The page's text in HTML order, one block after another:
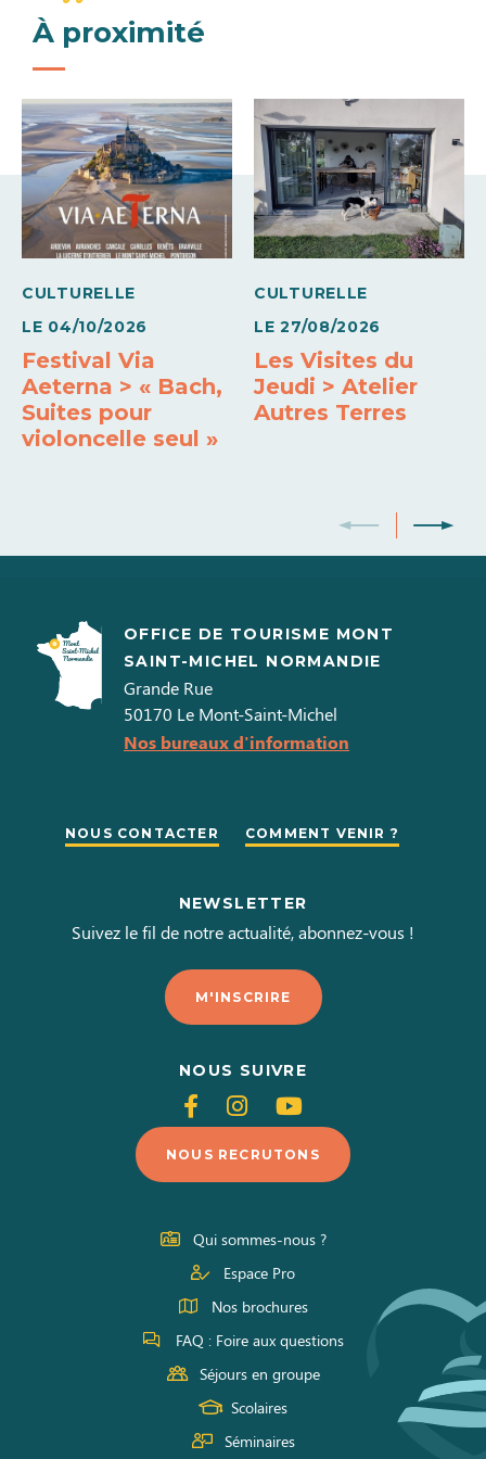
Moyens de paiement
Carte bleue
Chèques Vacances Espèces Eurocard - Mastercard
Paiement sans contact Paypal Virements Visa
Services
Equipement bébé
Conforts
Accès Internet Wifi Télévision Bain à remous
Chauffage Double-vitrage
Draps et linges compris Four micro-ondes
Lave linge privatif
À proximité
CULTURELLE
LE 04/10/2026
Festival Via
Aeterna > « Bach,
Suites pour
violoncelle seul »
CULTURELLE
LE 27/08/2026
Les Visites du
Jeudi > Atelier
Autres Terres
OFFICE DE TOURISME MONT
SAINT-MICHEL NORMANDIE
Grande Rue
50170 Le Mont-Saint-Michel
Nos bureaux d'information
NOUS CONTACTER COMMENT VENIR ?
NEWSLETTER
Suivez le fil de notre actualité, abonnez-vous !
M'INSCRIRE
NOUS SUIVRE
Suivez-
nous
sur
Facebook
Suivez-
nous
sur
Instagram
Suivez-
nous
sur
Youtube
NOUS RECRUTONS
Qui sommes-nous ?
Espace Pro
Nos brochures
FAQ : Foire aux questions
Séjours en groupe
Scolaires
Séminaires